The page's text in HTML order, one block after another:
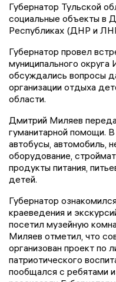
Губернатор Тульской
социальные объекты в
Республиках (ДНР и
Губернатор провел
муниципального
обсуждались вопросы
организации отдыха
области.
Дмитрий Миляев
гуманитарной помощи.
автобусы, автомобиль,
оборудование,
продукты питания,
детей.
Губернатор
краеведения и
посетил музейную
Миляев отметил, что
организован проект по
патриотического
пообщался с ребятами